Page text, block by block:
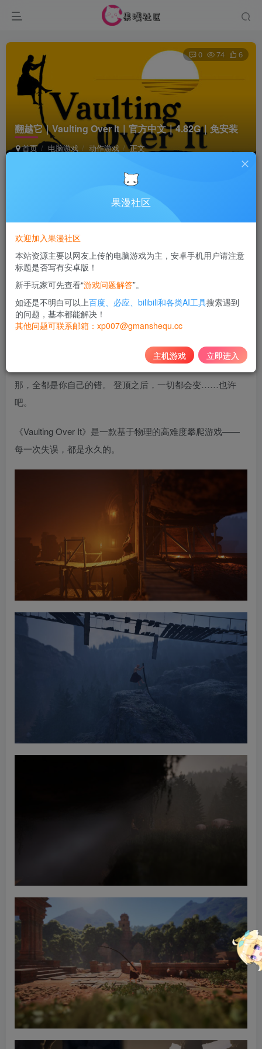
翻越它｜Vaulting Over It｜官方中文｜4.82G｜免安装
首页 电脑游戏 动作游戏 正文
0 74 6
此内容为付费资源，请付费后查看
10
黄金会员免费
你手里只有一根树枝，而你必须往上爬。 你会掉下去, 而
那，全都是你自己的错。 登顶之后，一切都会变……也许
吧。
《Vaulting Over It》是一款基于物理的高难度攀爬游戏——
每一次失误，都是永久的。
果漫社区
欢迎加入果漫社区
本站资源主要以网友上传的电脑游戏为主，安卓手机用户请注意
标题是否写有安卓版！
新手玩家可先查看“游戏问题解答”。
如还是不明白可以上百度、必应、bilibili和各类AI工具搜索遇到
的问题，基本都能解决！
其他问题可联系邮箱：xp007@gmanshequ.cc
主机游戏 立即进入